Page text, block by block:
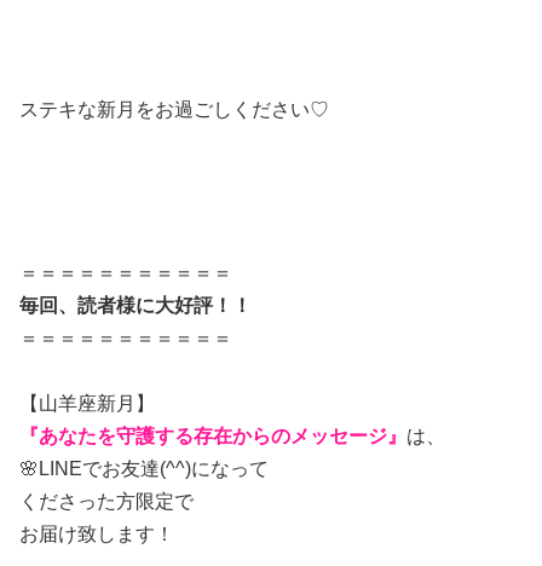
ステキな新月をお過ごしください♡
＝＝＝＝＝＝＝＝＝＝＝
毎回、読者様に大好評！！
＝＝＝＝＝＝＝＝＝＝＝
【山羊座新月】
『あなたを守護する存在からのメッセージ』 は、
🌸LINEでお友達(^^)になって
くださった方限定で
お届け致します！